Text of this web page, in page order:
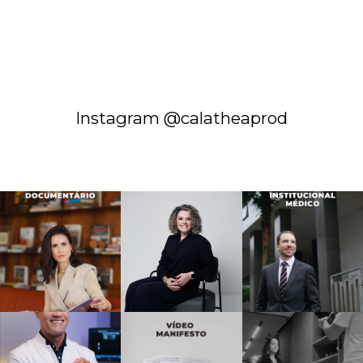
Instagram @calatheaprod